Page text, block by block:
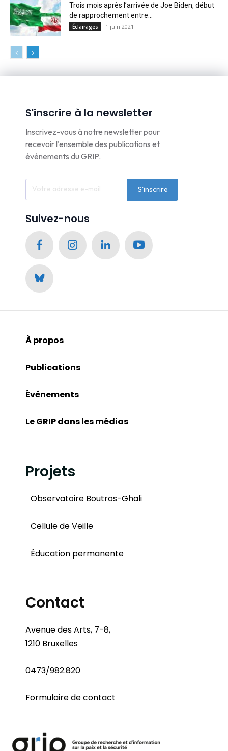
Trois mois après l’arrivée de Joe Biden, début
de rapprochement entre...
Éclairages 1 juin 2021
S'inscrire à la newsletter
Inscrivez-vous à notre newsletter pour
recevoir l'ensemble des publications et
événements du GRIP.
S'inscrire
Suivez-nous
À propos
Publications
Événements
Le GRIP dans les médias
Projets
Observatoire Boutros-Ghali
Cellule de Veille
Éducation permanente
Contact
Avenue des Arts, 7-8,
1210 Bruxelles
0473/982.820
Formulaire de contact